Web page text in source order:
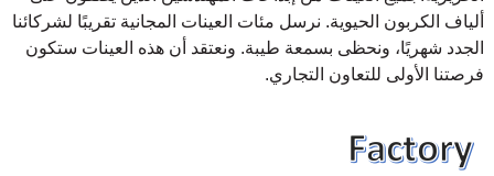
ألياف الكربون الحيوية. نرسل مئات العينات المجانية تقريبًا لشركائنا
الجدد شهريًا، ونحظى بسمعة طيبة. ونعتقد أن هذه العينات ستكون
فرصتنا الأولى للتعاون التجاري.